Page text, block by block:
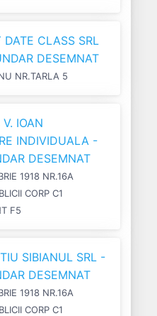
DATE CLASS SRL
DESEMNAT
NR.TARLA 5
IOAN
INDIVIDUALA -
DESEMNAT
1918 NR.16A
CORP C1
F5
SIBIANUL SRL -
DESEMNAT
1918 NR.16A
CORP C1